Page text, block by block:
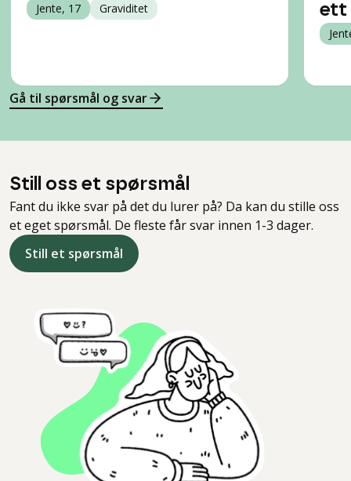
Jente, 17 Graviditet
ett
Gå til spørsmål og svar
Still oss et spørsmål
Fant du ikke svar på det du lurer på? Da kan du stille oss
et eget spørsmål. De fleste får svar innen 1-3 dager.
Still et spørsmål